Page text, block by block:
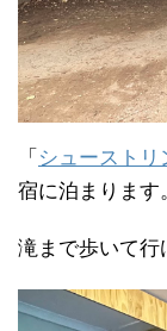
「 シュースト
宿に泊まります
滝まで歩いて行